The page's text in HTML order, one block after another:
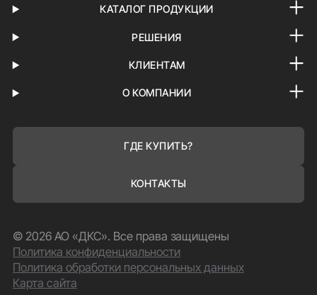
КАТАЛОГ ПРОДУКЦИИ
РЕШЕНИЯ
КЛИЕНТАМ
О КОМПАНИИ
ГДЕ КУПИТЬ?
КОНТАКТЫ
© 2026 АО «ДКС». Все права защищены
Политика конфиденциальности
Политика обработки персональных данных
Карта сайта